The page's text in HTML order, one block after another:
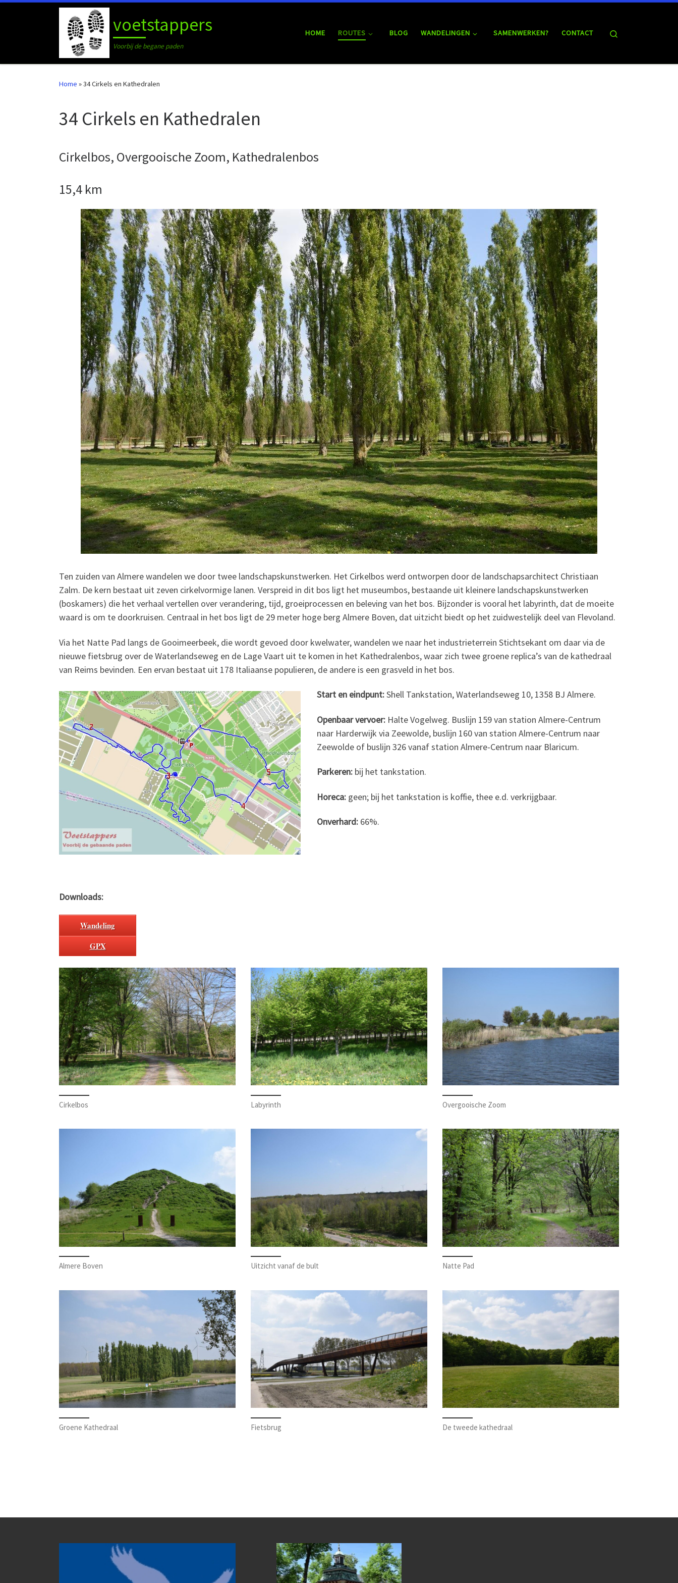
voetstappers
Voorbij de begane paden
HOME ROUTES BLOG WANDELINGEN SAMENWERKEN? CONTACT
Home »34 Cirkels en Kathedralen
34 Cirkels en Kathedralen
Cirkelbos, Overgooische Zoom, Kathedralenbos
15,4 km
Ten zuiden van Almere wandelen we door twee landschapskunstwerken. Het Cirkelbos werd ontworpen door de landschapsarchitect Christiaan
Zalm. De kern bestaat uit zeven cirkelvormige lanen. Verspreid in dit bos ligt het museumbos, bestaande uit kleinere landschapskunstwerken
(boskamers) die het verhaal vertellen over verandering, tijd, groeiprocessen en beleving van het bos. Bijzonder is vooral het labyrinth, dat de moeite
waard is om te doorkruisen. Centraal in het bos ligt de 29 meter hoge berg Almere Boven, dat uitzicht biedt op het zuidwestelijk deel van Flevoland.
Via het Natte Pad langs de Gooimeerbeek, die wordt gevoed door kwelwater, wandelen we naar het industrieterrein Stichtsekant om daar via de
nieuwe fietsbrug over de Waterlandseweg en de Lage Vaart uit te komen in het Kathedralenbos, waar zich twee groene replica’s van de kathedraal
van Reims bevinden. Een ervan bestaat uit 178 Italiaanse populieren, de andere is een grasveld in het bos.
Start en eindpunt:Shell Tankstation, Waterlandseweg 10, 1358 BJ Almere.
Openbaar vervoer: Halte Vogelweg. Buslijn 159 van station Almere-Centrum
naar Harderwijk via Zeewolde, buslijn 160 van station Almere-Centrum naar
Zeewolde of buslijn 326 vanaf station Almere-Centrum naar Blaricum.
Parkeren: bij het tankstation.
Horeca:geen; bij het tankstation is koffie, thee e.d. verkrijgbaar.
Onverhard: 66%.
Downloads:
Wandeling
GPX
Cirkelbos Labyrinth Overgooische Zoom
Almere Boven Uitzicht vanaf de bult Natte Pad
Groene Kathedraal Fietsbrug De tweede kathedraal